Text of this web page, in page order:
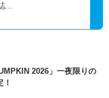
2026」一夜限りの